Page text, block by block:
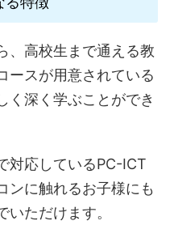
、高校生まで通える教
ースが用意されている
く深く学ぶことができ
対応しているPC-ICT
ンに触れるお子様にも
ただけます。